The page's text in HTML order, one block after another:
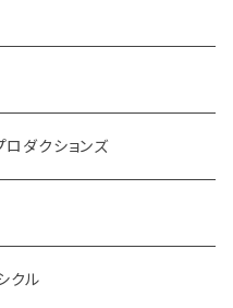
ダクションズ
クル